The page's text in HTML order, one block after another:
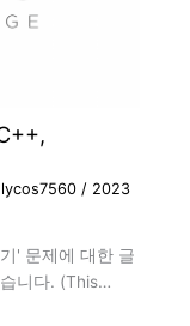
lycos7560 / 2023
' 문제에 대한 글
니다. (This…